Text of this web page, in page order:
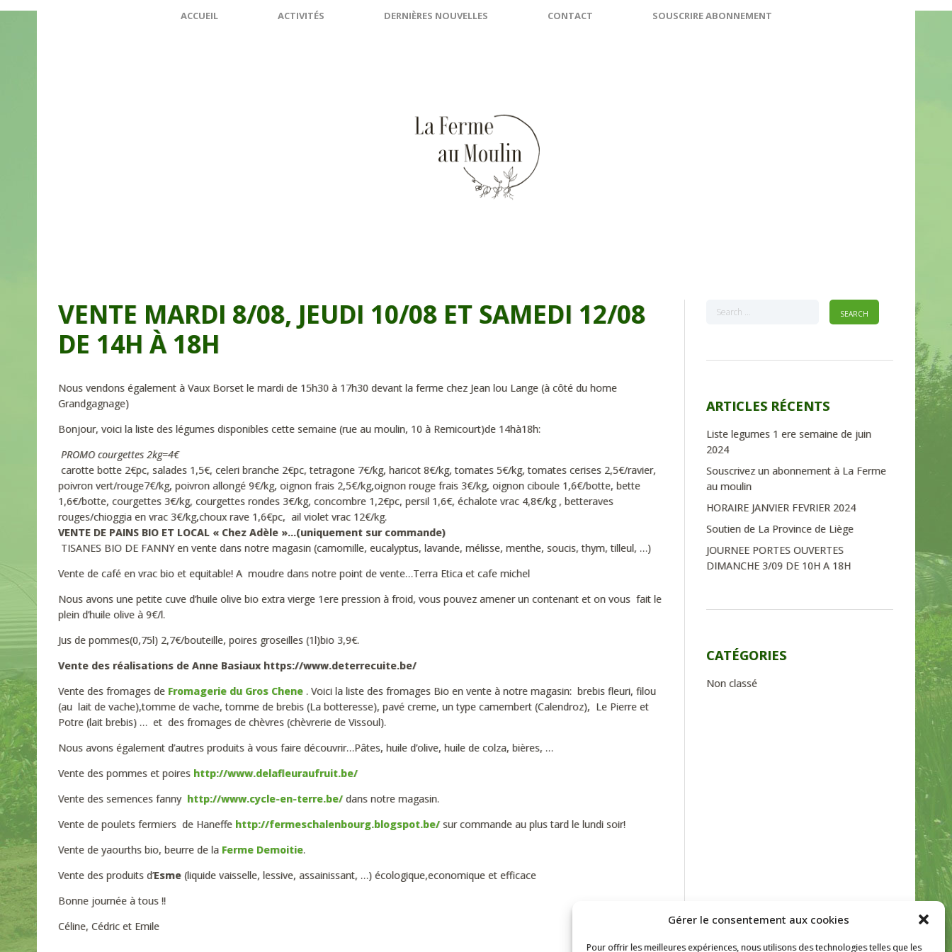
Gérer le consentement aux cookies
Pour offrir les meilleures expériences, nous utilisons des technologies telles que les
ACCUEIL ACTIVITÉS DERNIÈRES NOUVELLES CONTACT SOUSCRIRE ABONNEMENT
VENTE MARDI 8/08, JEUDI 10/08 ET SAMEDI 12/08
DE 14H À 18H
Nous vendons également à Vaux Borset le mardi de 15h30 à 17h30 devant la ferme chez Jean lou Lange (à côté du home
Grandgagnage)
Bonjour, voici la liste des légumes disponibles cette semaine (rue au moulin, 10 à Remicourt)de 14hà18h:
PROMO courgettes 2kg=4€
carotte botte 2€pc, salades 1,5€, celeri branche 2€pc, tetragone 7€/kg, haricot 8€/kg, tomates 5€/kg, tomates cerises 2,5€/ravier,
poivron vert/rouge7€/kg, poivron allongé 9€/kg, oignon frais 2,5€/kg,oignon rouge frais 3€/kg, oignon ciboule 1,6€/botte, bette
1,6€/botte, courgettes 3€/kg, courgettes rondes 3€/kg, concombre 1,2€pc, persil 1,6€, échalote vrac 4,8€/kg , betteraves
rouges/chioggia en vrac 3€/kg,choux rave 1,6€pc, ail violet vrac 12€/kg.
VENTE DE PAINS BIO ET LOCAL « Chez Adèle »…(uniquement sur commande)
TISANES BIO DE FANNY en vente dans notre magasin (camomille, eucalyptus, lavande, mélisse, menthe, soucis, thym, tilleul, …)
Vente de café en vrac bio et equitable! A moudre dans notre point de vente…Terra Etica et cafe michel
Nous avons une petite cuve d’huile olive bio extra vierge 1ere pression à froid, vous pouvez amener un contenant et on vous fait le
plein d’huile olive à 9€/l.
Jus de pommes(0,75l) 2,7€/bouteille, poires groseilles (1l)bio 3,9€.
Vente des réalisations de Anne Basiaux https://www.deterrecuite.be/
Vente des fromages de Fromagerie du Gros Chene . Voici la liste des fromages Bio en vente à notre magasin: brebis fleuri, filou
(au lait de vache),tomme de vache, tomme de brebis (La botteresse), pavé creme, un type camembert (Calendroz), Le Pierre et
Potre (lait brebis) … et des fromages de chèvres (chèvrerie de Vissoul).
Nous avons également d’autres produits à vous faire découvrir…Pâtes, huile d’olive, huile de colza, bières, …
Vente des pommes et poires http://www.delafleuraufruit.be/
Vente des semences fanny http://www.cycle-en-terre.be/ dans notre magasin.
Vente de poulets fermiers de Haneffe http://fermeschalenbourg.blogspot.be/ sur commande au plus tard le lundi soir!
Vente de yaourths bio, beurre de la Ferme Demoitie.
Vente des produits d’Esme (liquide vaisselle, lessive, assainissant, …) écologique,economique et efficace
Bonne journée à tous !!
Céline, Cédric et Emile
ARTICLES RÉCENTS
Liste legumes 1 ere semaine de juin
2024
Souscrivez un abonnement à La Ferme
au moulin
HORAIRE JANVIER FEVRIER 2024
Soutien de La Province de Liège
JOURNEE PORTES OUVERTES
DIMANCHE 3/09 DE 10H A 18H
CATÉGORIES
Non classé